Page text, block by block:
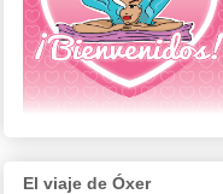
El viaje de Óxer